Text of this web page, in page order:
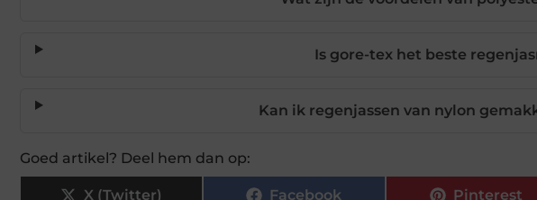
Is gore-tex het beste
Kan ik regenjassen van nylon
Goed artikel? Deel hem dan op:
X (Twitter) Facebook Pinterest